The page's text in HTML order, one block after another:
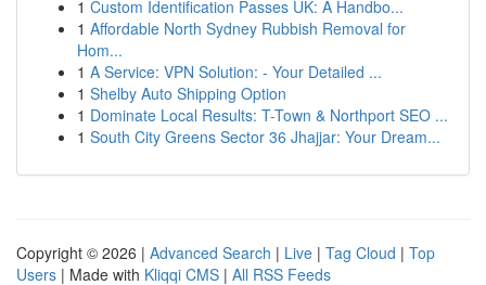
1 Custom Identification Passes UK: A Handbo...
1 Affordable North Sydney Rubbish Removal for
Hom...
1 A Service: VPN Solution: - Your Detailed ...
1 Shelby Auto Shipping Option
1 Dominate Local Results: T-Town & Northport SEO ...
1 South City Greens Sector 36 Jhajjar: Your Dream...
Copyright © 2026 | Advanced Search | Live | Tag Cloud | Top
Users | Made with Kliqqi CMS | All RSS Feeds